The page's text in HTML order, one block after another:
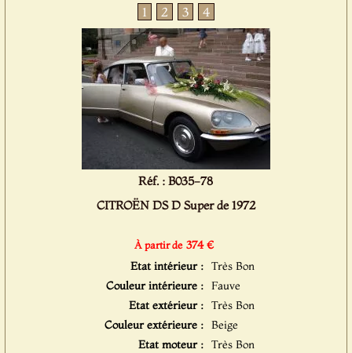
1 2 3 4
Réf. : B035-78
CITROËN DS D Super de 1972
À partir de 374 €
Etat intérieur : Très Bon
Couleur intérieure : Fauve
Etat extérieur : Très Bon
Couleur extérieure : Beige
Etat moteur : Très Bon